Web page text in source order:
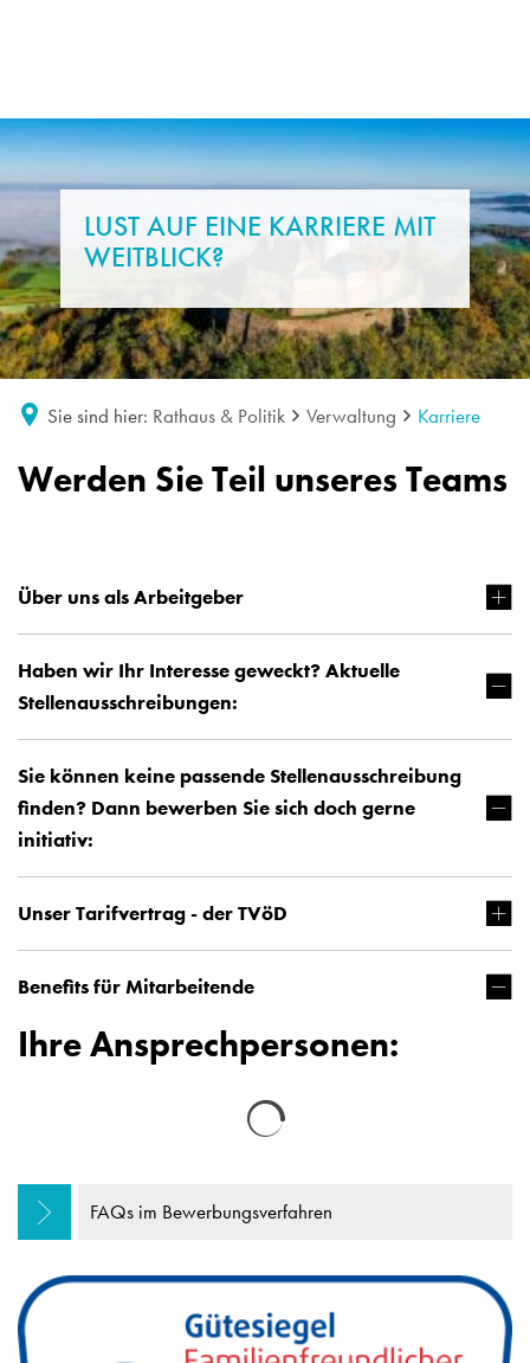
LUST AUF EINE KARRIERE MIT
WEITBLICK?
Sie sind hier: Rathaus & Politik Verwaltung Karriere
Karriere
Werden Sie Teil unseres Teams
Über uns als Arbeitgeber
Haben wir Ihr Interesse geweckt? Aktuelle
Stellenausschreibungen:
Sie können keine passende Stellenausschreibung
finden? Dann bewerben Sie sich doch gerne
initiativ:
Unser Tarifvertrag - der TVöD
Benefits für Mitarbeitende
Ihre Ansprechpersonen:
FAQs im Bewerbungsverfahren